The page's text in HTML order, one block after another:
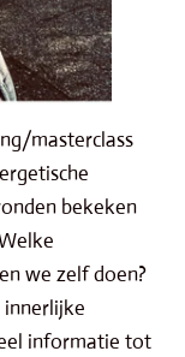
masterclass
bekeken
we zelf doen?
informatie tot